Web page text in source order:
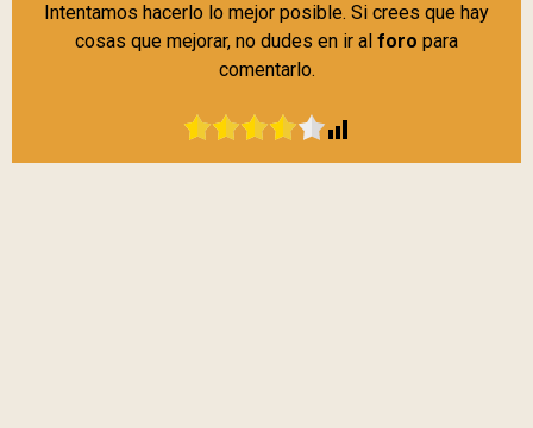
Intentamos hacerlo lo mejor posible. Si crees que hay
cosas que mejorar, no dudes en ir al foro para
comentarlo.